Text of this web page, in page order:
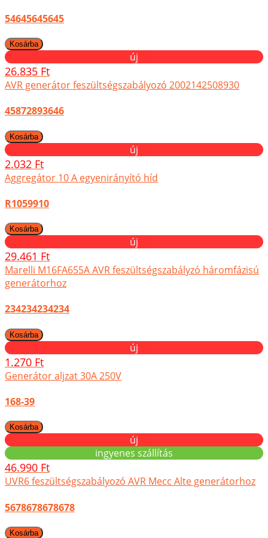
54645645645
új
26.835 Ft
AVR generátor feszültségszabályozó 2002142508930
45872893646
új
2.032 Ft
Aggregátor 10 A egyenirányító híd
R1059910
új
29.461 Ft
Marelli M16FA655A AVR feszültségszabályzó háromfázisú
generátorhoz
234234234234
új
1.270 Ft
Generátor aljzat 30A 250V
168-39
új
ingyenes szállítás
46.990 Ft
UVR6 feszültségszabályozó AVR Mecc Alte generátorhoz
5678678678678